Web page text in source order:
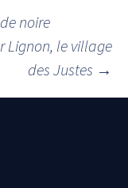
noire
Lignon, le village
des Justes →